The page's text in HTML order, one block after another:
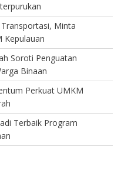
Minta
Kepulauan
Soroti Penguatan
Binaan
Perkuat UMKM
Terbaik Program